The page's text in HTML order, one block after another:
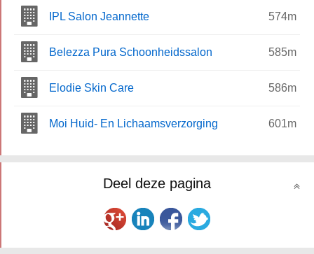
IPL Salon Jeannette 574m
Belezza Pura Schoonheidssalon 585m
Elodie Skin Care 586m
Moi Huid- En Lichaamsverzorging 601m
Deel deze pagina